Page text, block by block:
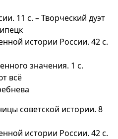
11 с. – Творческий дуэт
истории России. 42 с.
значения. 1 с.
всё
советской истории. 8
истории России. 42 с.